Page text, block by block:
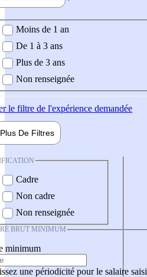
demandée
Moins de 1 an
De 1 à 3 ans
Plus de 3 ans
Non renseignée
le filtre de l'expérience demandée
Plus De Filtres
Cadre
Non cadre
Non renseignée
BRUT MINIMUM
minimum
une périodicité pour le salaire saisi